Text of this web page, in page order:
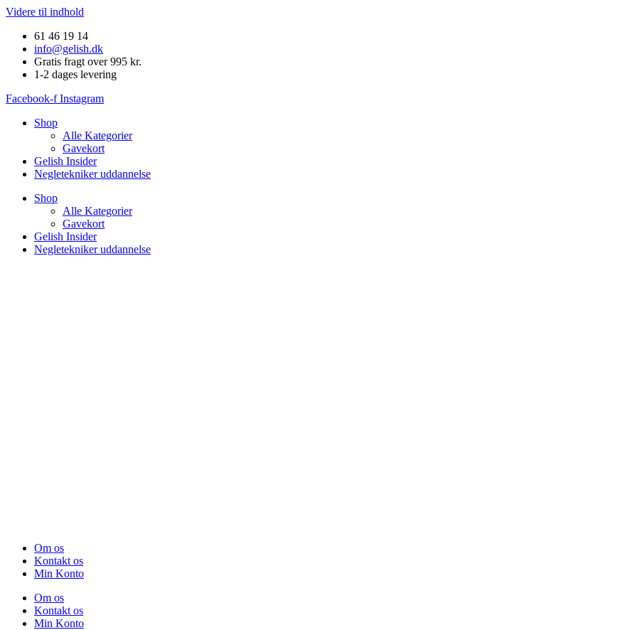
Videre til indhold
61 46 19 14
info@gelish.dk
Gratis fragt over 995 kr.
1-2 dages levering
Facebook-f Instagram
Shop
Alle Kategorier
Gavekort
Gelish Insider
Negletekniker uddannelse
Shop
Alle Kategorier
Gavekort
Gelish Insider
Negletekniker uddannelse
Om os
Kontakt os
Min Konto
Om os
Kontakt os
Min Konto